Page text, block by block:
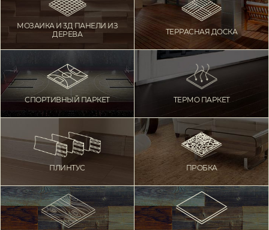
МОЗАИКА И 3Д ПАНЕЛИ ИЗ
ДЕРЕВА
ТЕРРАСНАЯ ДОСКА
СПОРТИВНЫЙ ПАРКЕТ ТЕРМО ПАРКЕТ
ПЛИНТУС ПРОБКА